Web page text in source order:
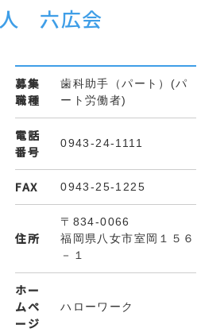
六広会
募集
職種
歯科助手（パート）(パ
ート労働者)
電話
番号
0943-24-1111
FAX 0943-25-1225
住所
〒834-0066
福岡県八女市室岡１５６
－１
ホー
ムペ
ージ
ハローワーク